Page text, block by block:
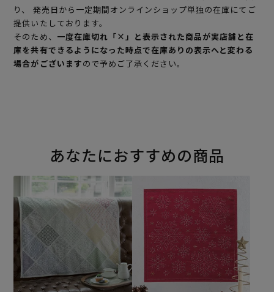
り、 発売日から一定期間オンラインショップ単独の在庫にてご
提供いたしております。
そのため、 一度在庫切れ「×」と表示された商品が実店舗と在
庫を共有できるようになった時点で在庫ありの表示へと変わる
場合がございますので予めご了承ください。
あなたにおすすめの商品